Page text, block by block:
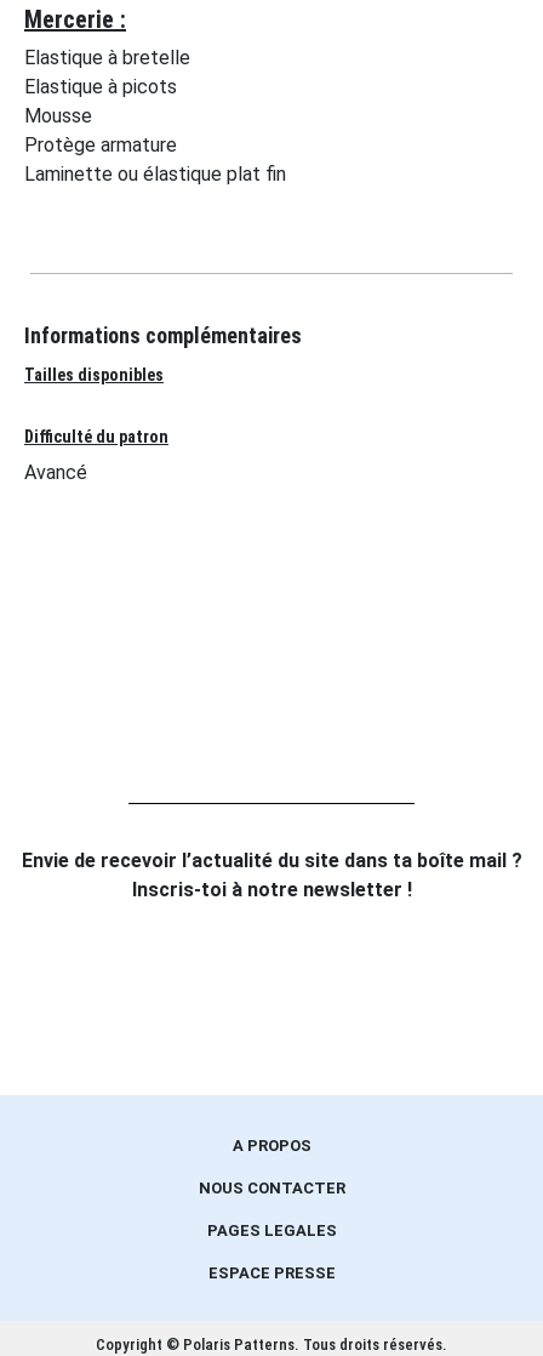
Mercerie :
Elastique à bretelle
Elastique à picots
Mousse
Protège armature
Laminette ou élastique plat fin
Informations complémentaires
Tailles disponibles
Difficulté du patron
Avancé
Envie de recevoir l’actualité du site dans ta boîte mail ?
Inscris-toi à notre newsletter !
A PROPOS
NOUS CONTACTER
PAGES LEGALES
ESPACE PRESSE
Copyright © Polaris Patterns. Tous droits réservés.